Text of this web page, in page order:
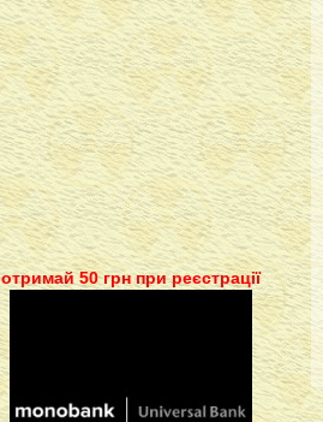
отримай 50 грн при реєстрації